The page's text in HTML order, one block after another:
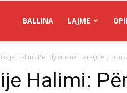
BALLINA LAJME
Halimi: Për dy vite në Haraçinë u
Halimi: